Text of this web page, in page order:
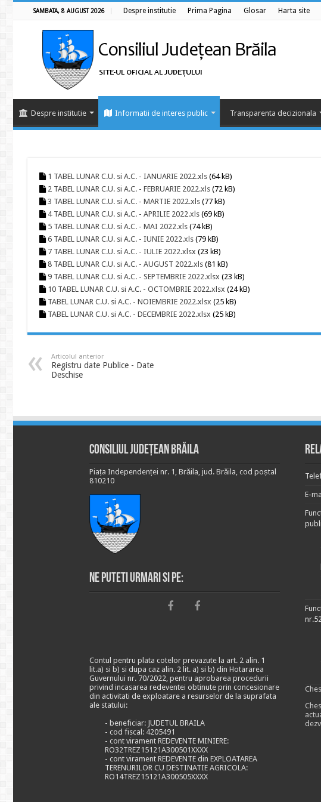
SAMBATA, 8 AUGUST 2026 Despre institutie Prima Pagina Glosar Harta site
Despre institutie Informatii de interes public Transparenta decizionala
1 TABEL LUNAR C.U. si A.C. - IANUARIE 2022.xls (64 kB)
2 TABEL LUNAR C.U. si A.C. - FEBRUARIE 2022.xls (72 kB)
3 TABEL LUNAR C.U. si A.C. - MARTIE 2022.xls (77 kB)
4 TABEL LUNAR C.U. si A.C. - APRILIE 2022.xls (69 kB)
5 TABEL LUNAR C.U. si A.C. - MAI 2022.xls (74 kB)
6 TABEL LUNAR C.U. si A.C. - IUNIE 2022.xls (79 kB)
7 TABEL LUNAR C.U. si A.C. - IULIE 2022.xlsx (23 kB)
8 TABEL LUNAR C.U. si A.C. - AUGUST 2022.xls (81 kB)
9 TABEL LUNAR C.U. si A.C. - SEPTEMBRIE 2022.xlsx (23 kB)
10 TABEL LUNAR C.U. si A.C. - OCTOMBRIE 2022.xlsx (24 kB)
TABEL LUNAR C.U. si A.C. - NOIEMBRIE 2022.xlsx (25 kB)
TABEL LUNAR C.U. si A.C. - DECEMBRIE 2022.xlsx (25 kB)
Articolul anterior
Registru date Publice - Date
Deschise
Consiliul Județean Brăila
Piața Independenței nr. 1, Brăila, jud. Brăila, cod poștal
810210
Ne puteti urmari si pe:
Contul pentru plata cotelor prevazute la art. 2 alin. 1
lit.a) si b) si dupa caz alin. 2 lit. a) si b) din Hotararea
Guvernului nr. 70/2022, pentru aprobarea procedurii
privind incasarea redeventei obtinute prin concesionare
din activitati de exploatare a resurselor de la suprafata
ale statului:
- beneficiar: JUDETUL BRAILA
- cod fiscal: 4205491
- cont virament REDEVENTE MINIERE:
RO32TREZ15121A300501XXXX
- cont virament REDEVENTE din EXPLOATAREA
TERENURILOR CU DESTINATIE AGRICOLA:
RO14TREZ15121A300505XXXX
E-